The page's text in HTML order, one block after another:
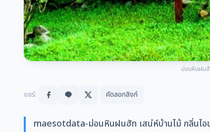
ม่อนหินฝนฮั
แชร์: คัดลอกลิงก์
maesotdata-ม่อนหินฝนฮัท เสน่ห์บ้านไม้ กลิ่นไ